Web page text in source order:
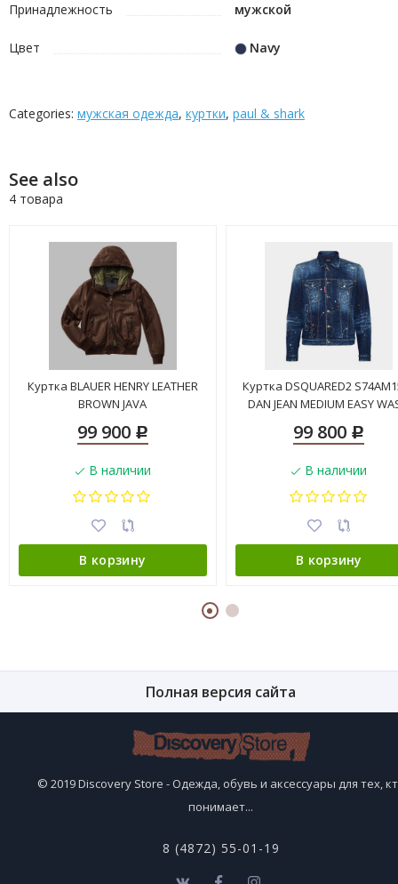
Принадлежность мужской
Цвет Navy
Categories: мужская одежда, куртки, paul & shark
See also
4 товара
Куртка BLAUER HENRY LEATHER
BROWN JAVA
99 900 Р
В наличии
В корзину
Куртка DSQUARED2
DAN JEAN MEDIUM EASY
99 800 Р
В наличии
В корзину
Полная версия сайта
© 2019 Discovery Store - Одежда, обувь и аксессуары для тех,
понимает...
8 (4872) 55-01-19